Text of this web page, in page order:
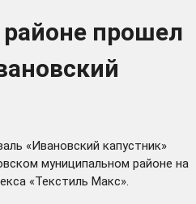
прошел
«Ивановский капустник»
муниципальном районе на
«Текстиль Макс».